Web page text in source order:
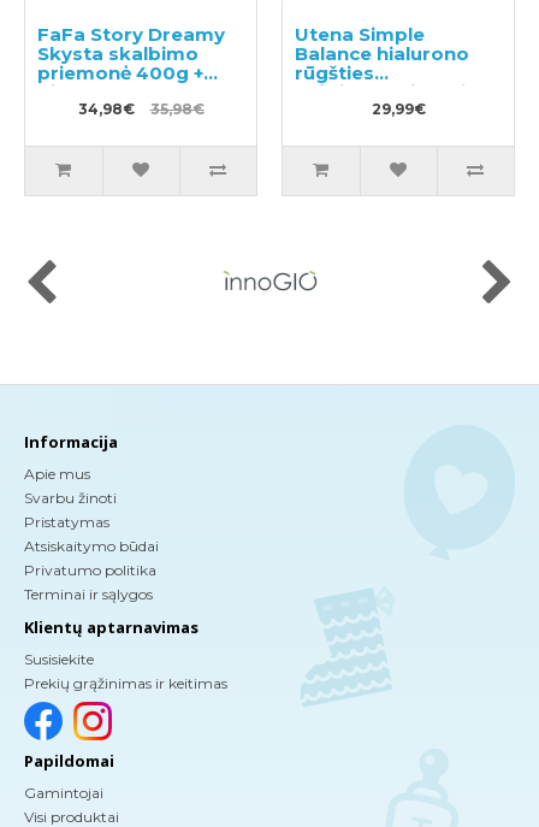
FaFa Story Dreamy
Skysta skalbimo
priemonė 400g +
pildymas 850g
34,98€ 35,98€
Utena Simple
Balance hialurono
rūgšties
drėkinamasis gelis
29,99€
Informacija
Apie mus
Svarbu žinoti
Pristatymas
Atsiskaitymo būdai
Privatumo politika
Terminai ir sąlygos
Klientų aptarnavimas
Susisiekite
Prekių grąžinimas ir keitimas
Papildomai
Gamintojai
Visi produktai